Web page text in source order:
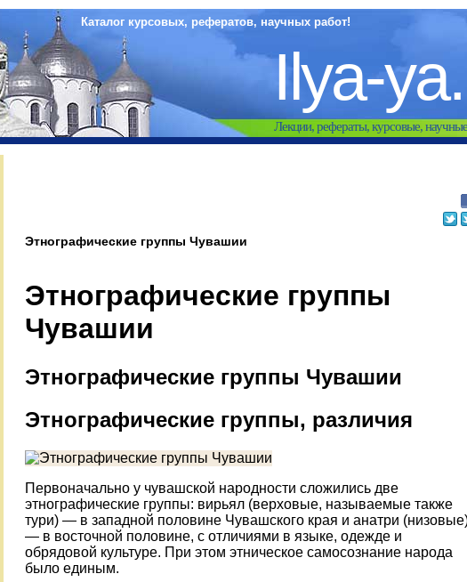
Каталог курсовых, рефератов, научных работ!
Ilya-
Лекции, рефераты, курсовые,
Этнографические группы Чувашии
Этнографические группы
Чувашии
Этнографические группы Чувашии
Этнографические группы, различия
Первоначально у чувашской народности сложились две
этнографические группы: вирьял (верховые, называемые также
тури) — в западной половине Чувашского края и анатри
— в восточной половине, с отличиями в языке, одежде и
обрядовой культуре. При этом этническое самосознание народа
было единым.